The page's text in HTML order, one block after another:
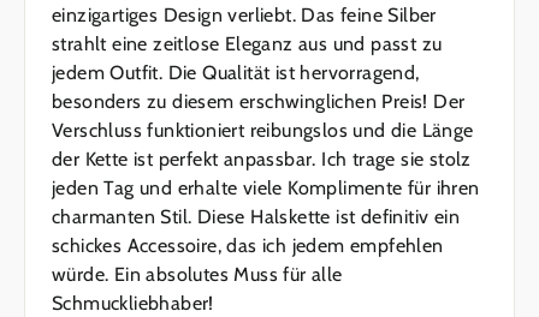
einzigartiges Design verliebt. Das feine Silber
strahlt eine zeitlose Eleganz aus und passt zu
jedem Outfit. Die Qualität ist hervorragend,
besonders zu diesem erschwinglichen Preis! Der
Verschluss funktioniert reibungslos und die Länge
der Kette ist perfekt anpassbar. Ich trage sie stolz
jeden Tag und erhalte viele Komplimente für ihren
charmanten Stil. Diese Halskette ist definitiv ein
schickes Accessoire, das ich jedem empfehlen
würde. Ein absolutes Muss für alle
Schmuckliebhaber!